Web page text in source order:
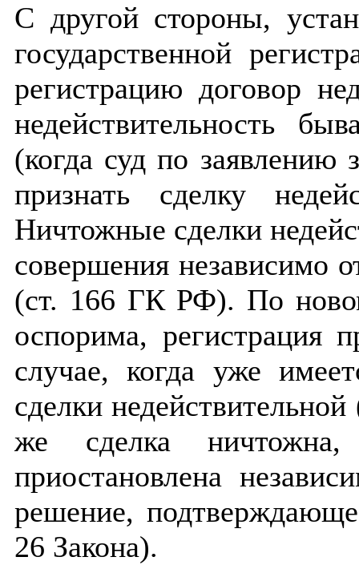
С другой стороны,
государственной
регистрацию договор
недействительность
(когда суд по заявлению
признать сделку
Ничтожные сделки
совершения независимо
(ст. 166 ГК РФ). По
оспорима, регистрация
случае, когда уже
сделки
же сделка
приостановлена
решение,
26 Закона).